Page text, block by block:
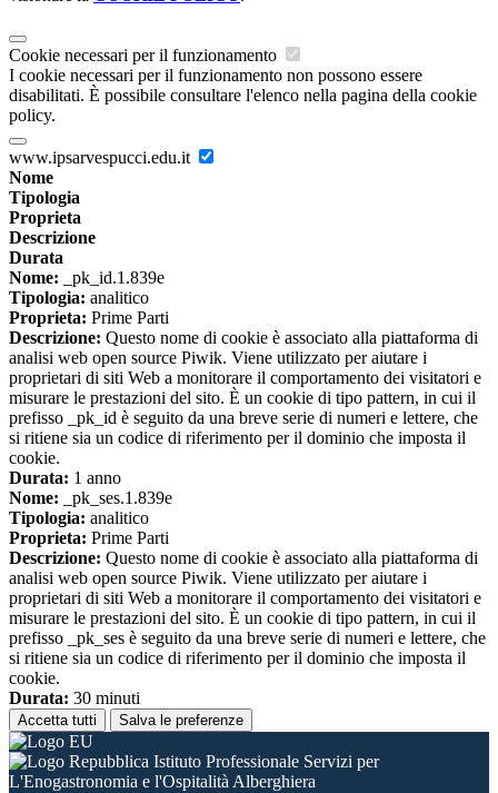
Cookie necessari per il funzionamento
I cookie necessari per il funzionamento non possono essere
disabilitati. È possibile consultare l'elenco nella pagina della cookie
policy.
www.ipsarvespucci.edu.it
Nome
Tipologia
Proprieta
Descrizione
Durata
Nome: _pk_id.1.839e
Tipologia: analitico
Proprieta: Prime Parti
Descrizione: Questo nome di cookie è associato alla piattaforma di
analisi web open source Piwik. Viene utilizzato per aiutare i
proprietari di siti Web a monitorare il comportamento dei visitatori e
misurare le prestazioni del sito. È un cookie di tipo pattern, in cui il
prefisso _pk_id è seguito da una breve serie di numeri e lettere, che
si ritiene sia un codice di riferimento per il dominio che imposta il
cookie.
Durata: 1 anno
Nome: _pk_ses.1.839e
Tipologia: analitico
Proprieta: Prime Parti
Descrizione: Questo nome di cookie è associato alla piattaforma di
analisi web open source Piwik. Viene utilizzato per aiutare i
proprietari di siti Web a monitorare il comportamento dei visitatori e
misurare le prestazioni del sito. È un cookie di tipo pattern, in cui il
prefisso _pk_ses è seguito da una breve serie di numeri e lettere, che
si ritiene sia un codice di riferimento per il dominio che imposta il
cookie.
Durata: 30 minuti
Accetta tutti Salva le preferenze
Istituto Professionale Servizi per
L'Enogastronomia e l'Ospitalità Alberghiera